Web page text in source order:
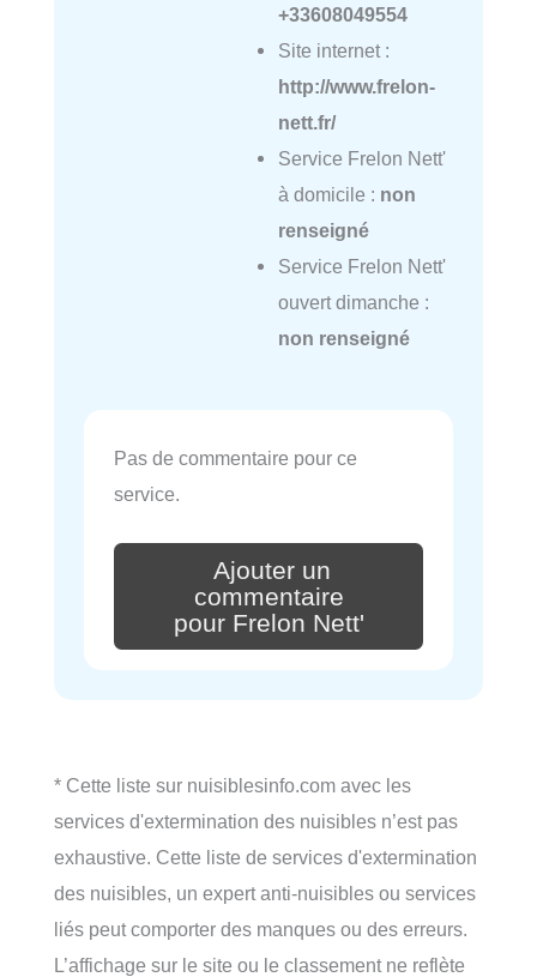
+33608049554
Site internet :
http://www.frelon-
nett.fr/
Service Frelon Nett'
à domicile : non
renseigné
Service Frelon Nett'
ouvert dimanche :
non renseigné
Pas de commentaire pour ce
service.
Ajouter un
commentaire
pour Frelon Nett'
* Cette liste sur nuisiblesinfo.com avec les
services d'extermination des nuisibles n’est pas
exhaustive. Cette liste de services d'extermination
des nuisibles, un expert anti-nuisibles ou services
liés peut comporter des manques ou des erreurs.
L’affichage sur le site ou le classement ne reflète